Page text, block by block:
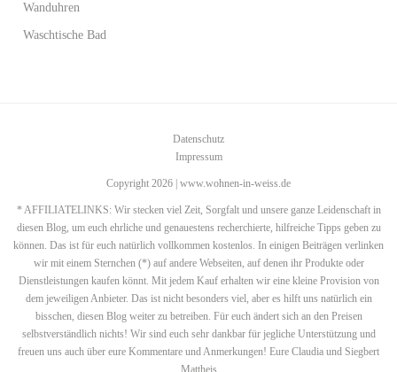
Wanduhren
Waschtische Bad
Datenschutz
Impressum
Copyright 2026 | www.wohnen-in-weiss.de
* AFFILIATELINKS: Wir stecken viel Zeit, Sorgfalt und unsere ganze Leidenschaft in
diesen Blog, um euch ehrliche und genauestens recherchierte, hilfreiche Tipps geben zu
können. Das ist für euch natürlich vollkommen kostenlos. In einigen Beiträgen verlinken
wir mit einem Sternchen (*) auf andere Webseiten, auf denen ihr Produkte oder
Dienstleistungen kaufen könnt. Mit jedem Kauf erhalten wir eine kleine Provision von
dem jeweiligen Anbieter. Das ist nicht besonders viel, aber es hilft uns natürlich ein
bisschen, diesen Blog weiter zu betreiben. Für euch ändert sich an den Preisen
selbstverständlich nichts! Wir sind euch sehr dankbar für jegliche Unterstützung und
freuen uns auch über eure Kommentare und Anmerkungen! Eure Claudia und Siegbert
Mattheis